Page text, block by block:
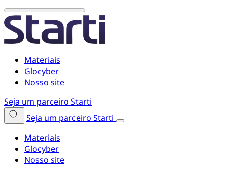
Materiais
Glocyber
Nosso site
Seja um parceiro Starti
Seja um parceiro Starti
Materiais
Glocyber
Nosso site